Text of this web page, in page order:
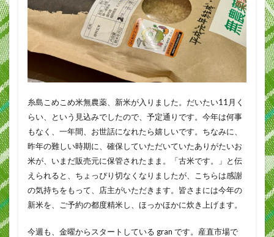
糸島こめこめ米無農薬、新米が入りました。だいたい11月く
らい、という見込みでしたので、予定通りです。今年は何事
もなく、一年間、お世話になれたら嬉しいです。ちなみに、
昨年の難しい時期に、確保していただいていたありがたいお
米が、いまだ販売元に保管されたまま。「古米です。」と伝
えられると、ちょっぴり切なくなりましたが、こちらは感謝
の気持ちをもって、店主がいただきます。皆さまには今年の
新米を、ご予約の都度精米し、ほっかほかに炊き上げます。
今週も、金曜からスタートしている gran です。産直市場で